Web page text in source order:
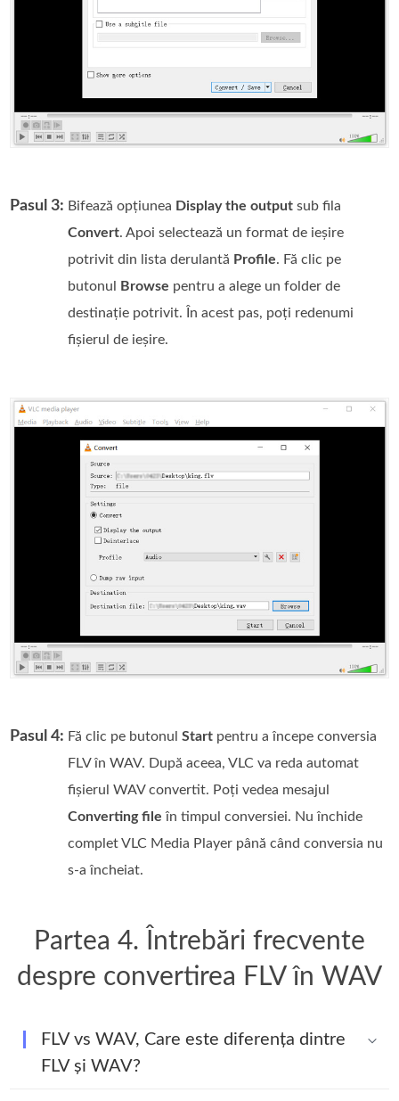
Pasul 3: Bifează opțiunea Display the output sub fila
Convert. Apoi selectează un format de ieșire
potrivit din lista derulantă Profile. Fă clic pe
butonul
Browse pentru a alege un folder de
destinație potrivit. În acest pas, poți redenumi
fișierul de ieșire.
Pasul 4: Fă clic pe butonulStart pentru a începe conversia
FLV în WAV. După aceea, VLC va reda automat
fișierul WAV convertit. Poți vedea mesajul
Converting file în timpul conversiei. Nu închide
complet VLC Media Player până când conversia nu
s-a încheiat.
Partea 4. Întrebări frecvente
despre convertirea FLV în WAV
FLV vs WAV, Care este diferența dintre
FLV și WAV?